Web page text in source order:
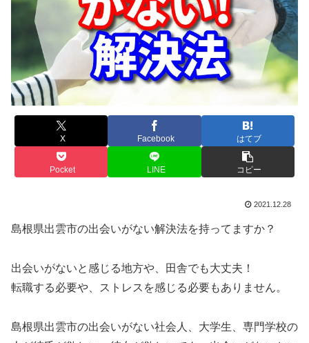
X Facebook はてブ
Pocket LINE コピー
2021.12.28
島根県出雲市の出会いがない解決法を持ってますか？
出会いがないと感じる地方や、田舎でも大丈夫！
転職する必要や、ストレスを感じる必要もありません。
島根県出雲市の出会いがない社会人、大学生、専門学校の